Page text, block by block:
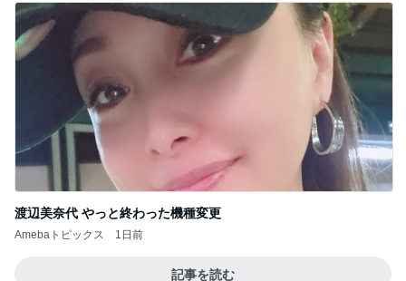
渡辺美奈代 やっと終わった機種変更
Amebaトピックス 1日前
記事を読む